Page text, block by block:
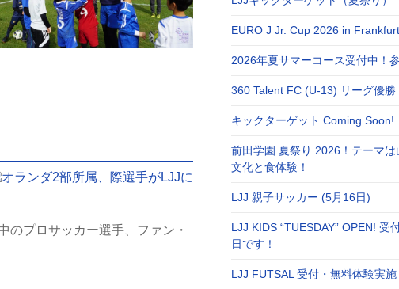
のプロサッカー選手、ファン・
EURO J Jr. Cup 2026 in
2026年夏サマーコース受付中！
360 Talent FC (U-13) リーグ優勝
キックターゲット Coming Soon!
前田学園 夏祭り 2026！テーマ
文化と食体験！
LJJ 親子サッカー (5月16日)
LJJ KIDS “TUESDAY” OPEN! 受
日です！
LJJ FUTSAL 受付・無料体験実